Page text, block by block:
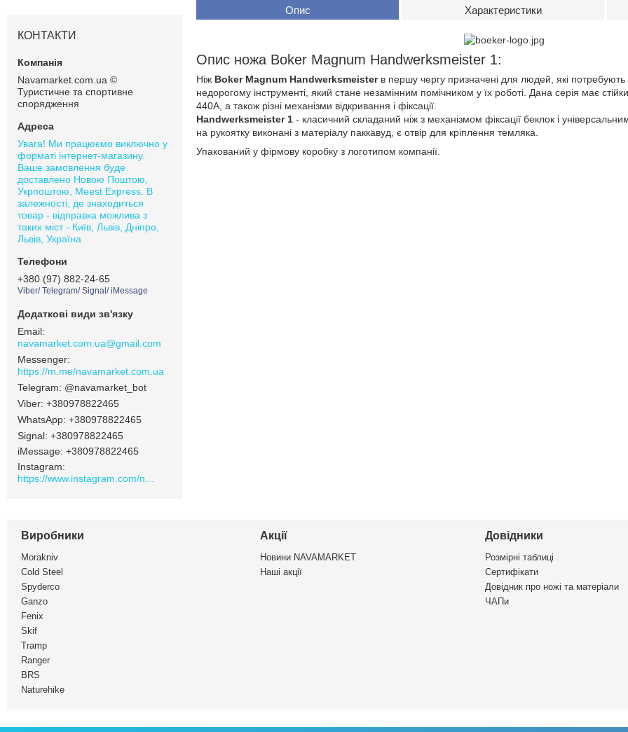
Опис Характеристики
Опис ножа Boker Magnum Handwerksmeister 1:
Ніж Boker Magnum Handwerksmeisterв першу чергу призначені для людей, які
недорогому інструменті, який стане незамінним помічником у їх роботі. Дана серія має
440A, а також різні механізми відкривання і фіксації.
Handwerksmeister 1 - класичний складаний ніж з механізмом фіксації беклок і
на рукоятку виконані з матеріалу паккавуд, є отвір для кріплення темляка.
Упакований у фірмову коробку з логотипом компанії.
КОНТАКТИ
Navamarket.com.ua ©
Туристичне та спортивне
спорядження
Увага! Ми працюємо виключно у
форматі інтернет-магазину.
Ваше замовлення буде
доставлено Новою Поштою,
Укрпоштою, Meest Express. В
залежності, де знаходиться
товар - відправка можлива з
таких міст - Київ, Львів, Дніпро,
Львів, Україна
+380 (97) 882-24-65
Viber/ Telegram/ Signal/ iMessage
navamarket.com.ua@gmail.com
https://m.me/navamarket.com.ua
@navamarket_bot
+380978822465
+380978822465
Signal +380978822465
iMessage +380978822465
Instagram
Виробники
Morakniv
Cold Steel
Spyderco
Ganzo
Fenix
Skif
Tramp
Ranger
BRS
Naturehike
Акції
Новини NAVAMARKET
Наші акції
Довідники
Розмірні таблиці
Сертифікати
Довідник про ножі та матеріали
ЧАПи